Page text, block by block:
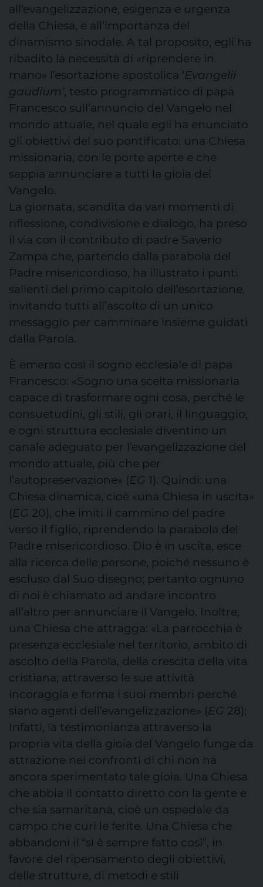
all’evangelizzazione, esigenza e urgenza
della Chiesa, e all’importanza del
dinamismo sinodale. A tal proposito, egli ha
ribadito la necessità di «riprendere in
mano» l’esortazione apostolica ‘Evangelii
gaudium’, testo programmatico di papa
Francesco sull’annuncio del Vangelo nel
mondo attuale, nel quale egli ha enunciato
gli obiettivi del suo pontificato: una Chiesa
missionaria, con le porte aperte e che
sappia annunciare a tutti la gioia del
Vangelo.
La giornata, scandita da vari momenti di
riflessione, condivisione e dialogo, ha preso
il via con il contributo di padre Saverio
Zampa che, partendo dalla parabola del
Padre misericordioso, ha illustrato i punti
salienti del primo capitolo dell’esortazione,
invitando tutti all’ascolto di un unico
messaggio per camminare insieme guidati
dalla Parola.
È emerso così il sogno ecclesiale di papa
Francesco: «Sogno una scelta missionaria
capace di trasformare ogni cosa, perché le
consuetudini, gli stili, gli orari, il linguaggio,
e ogni struttura ecclesiale diventino un
canale adeguato per l’evangelizzazione del
mondo attuale, più che per
l’autopreservazione» (EG 1). Quindi: una
Chiesa dinamica, cioè «una Chiesa in uscita»
(EG 20), che imiti il cammino del padre
verso il figlio, riprendendo la parabola del
Padre misericordioso. Dio è in uscita, esce
alla ricerca delle persone, poiché nessuno è
escluso dal Suo disegno; pertanto ognuno
di noi è chiamato ad andare incontro
all’altro per annunciare il Vangelo. Inoltre,
una Chiesa che attragga: «La parrocchia è
presenza ecclesiale nel territorio, ambito di
ascolto della Parola, della crescita della vita
cristiana; attraverso le sue attività
incoraggia e forma i suoi membri perché
siano agenti dell’evangelizzazione» (EG 28);
Infatti, la testimonianza attraverso la
propria vita della gioia del Vangelo funge da
attrazione nei confronti di chi non ha
ancora sperimentato tale gioia. Una Chiesa
che abbia il contatto diretto con la gente e
che sia samaritana, cioè un ospedale da
campo che curi le ferite. Una Chiesa che
abbandoni il “si è sempre fatto così”, in
favore del ripensamento degli obiettivi,
delle strutture, di metodi e stili